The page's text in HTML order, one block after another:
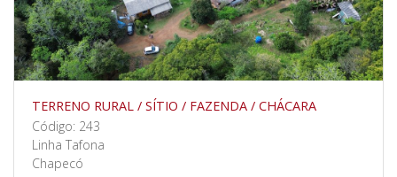
TERRENO RURAL / SÍTIO / FAZENDA / CHÁCARA
Código: 243
Linha Tafona
Chapecó